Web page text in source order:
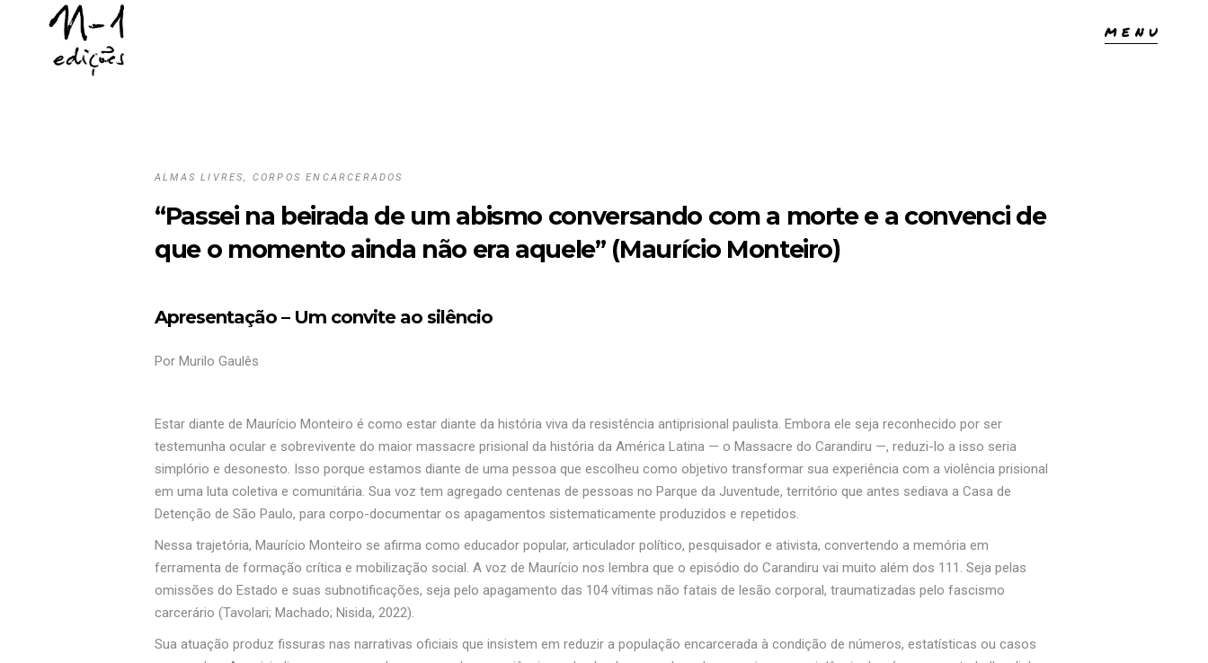
MENU
ALMAS LIVRES, CORPOS ENCARCERADOS
“Passei na beirada de um abismo conversando com a morte e a convenci de
que o momento ainda não era aquele” (Maurício Monteiro)
Apresentação – Um convite ao silêncio
Por Murilo Gaulês
Estar diante de Maurício Monteiro é como estar diante da história viva da resistência antiprisional paulista. Embora ele seja reconhecido por ser
testemunha ocular e sobrevivente do maior massacre prisional da história da América Latina — o Massacre do Carandiru —, reduzi-lo a isso seria
simplório e desonesto. Isso porque estamos diante de uma pessoa que escolheu como objetivo transformar sua experiência com a violência prisional
em uma luta coletiva e comunitária. Sua voz tem agregado centenas de pessoas no Parque da Juventude, território que antes sediava a Casa de
Detenção de São Paulo, para corpo-documentar os apagamentos sistematicamente produzidos e repetidos.
Nessa trajetória, Maurício Monteiro se afirma como educador popular, articulador político, pesquisador e ativista, convertendo a memória em
ferramenta de formação crítica e mobilização social. A voz de Maurício nos lembra que o episódio do Carandiru vai muito além dos 111. Seja pelas
omissões do Estado e suas subnotificações, seja pelo apagamento das 104 vítimas não fatais de lesão corporal, traumatizadas pelo fascismo
carcerário (Tavolari; Machado; Nisida, 2022).
Sua atuação produz fissuras nas narrativas oficiais que insistem em reduzir a população encarcerada à condição de números, estatísticas ou casos